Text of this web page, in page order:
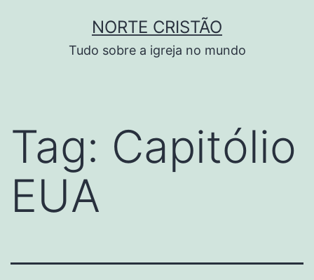
NORTE CRISTÃO
Tudo sobre a igreja no mundo
Tag: Capitólio
EUA